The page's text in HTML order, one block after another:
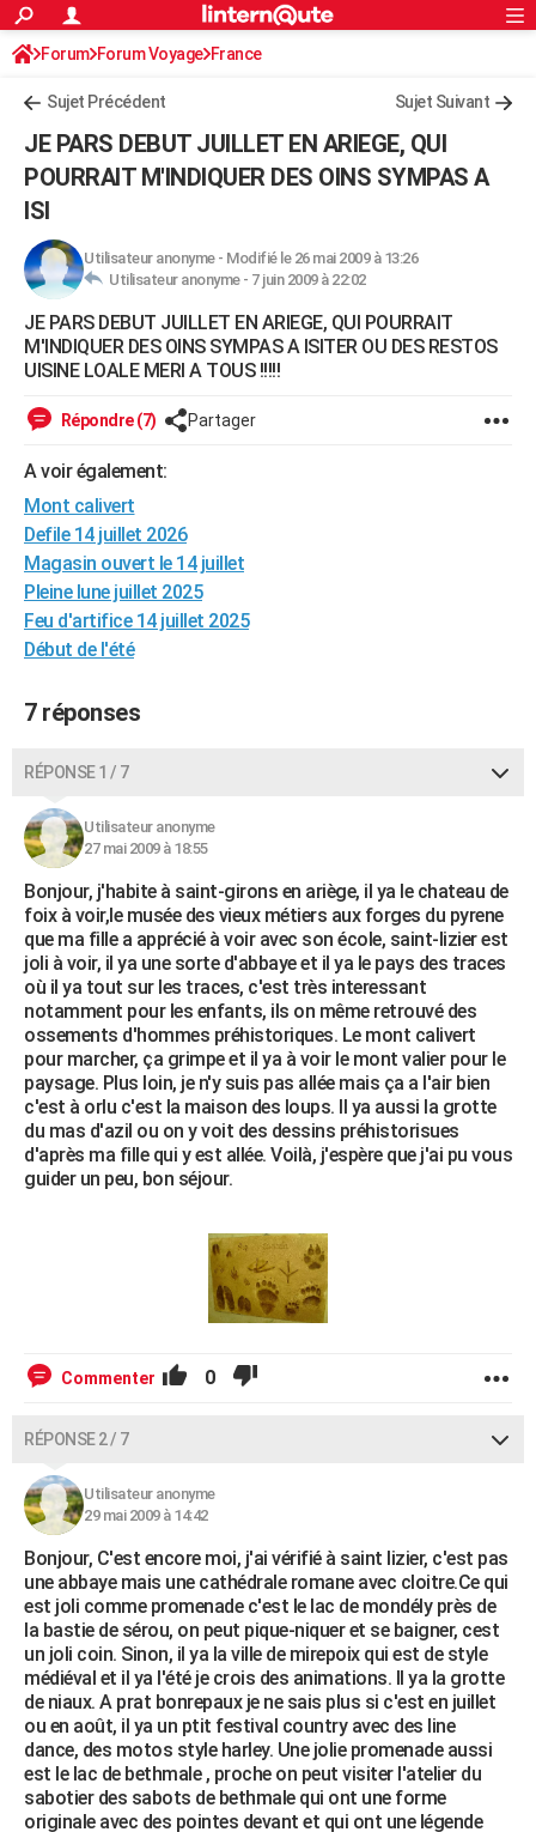
ACTUALITÉS
Politique
Société
Faits Divers
Education
Monde
Villes
+
Programme TV
TNTStreaming
Cinéma
Sorties cinéma
Musique
+FINANCE
Retraite
Impôts
Epargne
Immobilier
Risques naturels par ville
Banque
Assurance
Crédit
AUTO
Essais
Réserver un essai
Citadines
Berlines
SUV
Forum auto
+HIGH-TECH
Mobiles
Meilleur smartphone
Internet
Ordinateurs
Jeux vidéo
Guide high-tech
BRICOLAGE
Forum
Aménagement intérieur
Extérieur
Cuisine
Salle de bains
Jardinage
Rangement
WEEK-END
Guides de France
Escapades
Patrimoine
Expositions
Musées
Week-end nature
LIFESTYLE
Art de vivre
Bien-être
Loisirs
ModeModes de vie
SANTE
Alimentation
Guide de la santé
Maladies
Médicaments
Sommeil
VOYAGE
Destinations
City break
Voyage nature
Voyage de noces
Forum
Climat
+PHOTO
GUIDES D'ACHAT
BONS PLANS
CARTE DE VOEUX
DICTIONNAIRE
PROGRAMME TV
COPAINS D'AVANT
S'inscrire
Se connecter
Lycées
Collèges
Primaires
Universités
Entreprises
Service militaire
Avis de recherche
AVIS DE DÉCÈS
FORUM
Bricolage
Lifestyle
Culture
Sport
Auto
Television
Voyage
Cinema
S'inscrire
Connexion
Forum Forum Voyage France
Sujet Précédent Sujet Suivant
JE PARS DEBUT JUILLET EN ARIEGE, QUI
POURRAIT M'INDIQUER DES OINS SYMPAS A
ISI
Utilisateur anonyme- Modifié le 26 mai 2009 à 13:26
Utilisateur anonyme - 7 juin 2009 à 22:02
JE PARS DEBUT JUILLET EN ARIEGE, QUI POURRAIT
M'INDIQUER DES OINS SYMPAS A ISITER OU DES RESTOS
UISINE LOALE MERI A TOUS !!!!!
Répondre (7) Partager
A voir également:
Mont calivert
Defile 14 juillet 2026
Magasin ouvert le 14 juillet
Pleine lune juillet 2025
Feu d'artifice 14 juillet 2025
Début de l'été
7 réponses
RÉPONSE 1 / 7
Utilisateur anonyme
27 mai 2009 à 18:55
Bonjour, j'habite à saint-girons en ariège, il ya le chateau de
foix à voir,le musée des vieux métiers aux forges du pyrene
que ma fille a apprécié à voir avec son école, saint-lizier est
joli à voir, il ya une sorte d'abbaye et il ya le pays des traces
où il ya tout sur les traces, c'est très interessant
notamment pour les enfants, ils on même retrouvé des
ossements d'hommes préhistoriques. Le mont calivert
pour marcher, ça grimpe et il ya à voir le mont valier pour le
paysage. Plus loin, je n'y suis pas allée mais ça a l'air bien
c'est à orlu c'est la maison des loups. Il ya aussi la grotte
du mas d'azil ou on y voit des dessins préhistorisues
d'après ma fille qui y est allée. Voilà, j'espère que j'ai pu vous
guider un peu, bon séjour.
Commenter 0
RÉPONSE 2 / 7
Utilisateur anonyme
29 mai 2009 à 14:42
Bonjour, C'est encore moi, j'ai vérifié à saint lizier, c'est pas
une abbaye mais une cathédrale romane avec cloitre.Ce qui
est joli comme promenade c'est le lac de mondély près de
la bastie de sérou, on peut pique-niquer et se baigner, cest
un joli coin. Sinon, il ya la ville de mirepoix qui est de style
médiéval et il ya l'été je crois des animations. Il ya la grotte
de niaux. A prat bonrepaux je ne sais plus si c'est en juillet
ou en août, il ya un ptit festival country avec des line
dance, des motos style harley. Une jolie promenade aussi
est le lac de bethmale , proche on peut visiter l'atelier du
sabotier des sabots de bethmale qui ont une forme
originale avec des pointes devant et qui ont une légende